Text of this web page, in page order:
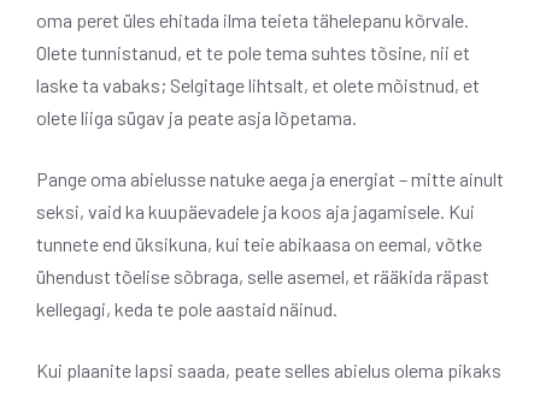
oma peret üles ehitada ilma teieta tähelepanu kõrvale.
Olete tunnistanud, et te pole tema suhtes tõsine, nii et
laske ta vabaks; Selgitage lihtsalt, et olete mõistnud, et
olete liiga sügav ja peate asja lõpetama.
Pange oma abielusse natuke aega ja energiat – mitte ainult
seksi, vaid ka kuupäevadele ja koos aja jagamisele. Kui
tunnete end üksikuna, kui teie abikaasa on eemal, võtke
ühendust tõelise sõbraga, selle asemel, et rääkida räpast
kellegagi, keda te pole aastaid näinud.
Kui plaanite lapsi saada, peate selles abielus olema pikaks